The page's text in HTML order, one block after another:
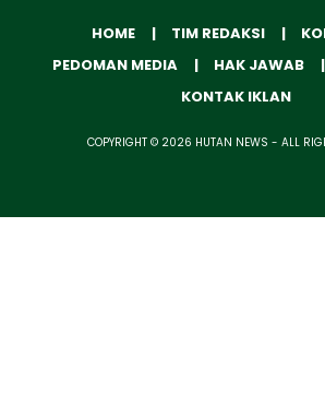
HOME TIM REDAKSI
PEDOMAN MEDIA
HAK JAWAB
KONTAK IKLAN
COPYRIGHT © 2026 HUTAN NEWS - ALL